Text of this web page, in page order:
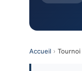
Accueil ›